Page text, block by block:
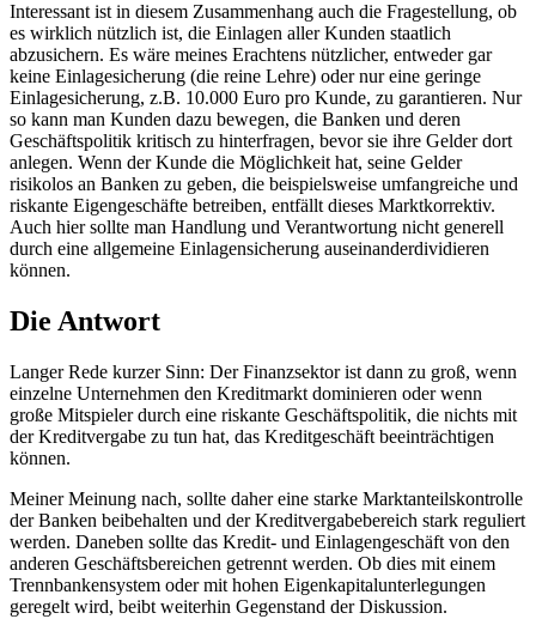
Interessant ist in diesem Zusammenhang auch die Fragestellung, ob
es wirklich nützlich ist, die Einlagen aller Kunden staatlich
abzusichern. Es wäre meines Erachtens nützlicher, entweder gar
keine Einlagesicherung (die reine Lehre) oder nur eine geringe
Einlagesicherung, z.B. 10.000 Euro pro Kunde, zu garantieren. Nur
so kann man Kunden dazu bewegen, die Banken und deren
Geschäftspolitik kritisch zu hinterfragen, bevor sie ihre Gelder dort
anlegen. Wenn der Kunde die Möglichkeit hat, seine Gelder
risikolos an Banken zu geben, die beispielsweise umfangreiche und
riskante Eigengeschäfte betreiben, entfällt dieses Marktkorrektiv.
Auch hier sollte man Handlung und Verantwortung nicht generell
durch eine allgemeine Einlagensicherung auseinanderdividieren
können.
Die Antwort
Langer Rede kurzer Sinn: Der Finanzsektor ist dann zu groß, wenn
einzelne Unternehmen den Kreditmarkt dominieren oder wenn
große Mitspieler durch eine riskante Geschäftspolitik, die nichts mit
der Kreditvergabe zu tun hat, das Kreditgeschäft beeinträchtigen
können.
Meiner Meinung nach, sollte daher eine starke Marktanteilskontrolle
der Banken beibehalten und der Kreditvergabebereich stark reguliert
werden. Daneben sollte das Kredit- und Einlagengeschäft von den
anderen Geschäftsbereichen getrennt werden. Ob dies mit einem
Trennbankensystem oder mit hohen Eigenkapitalunterlegungen
geregelt wird, beibt weiterhin Gegenstand der Diskussion.